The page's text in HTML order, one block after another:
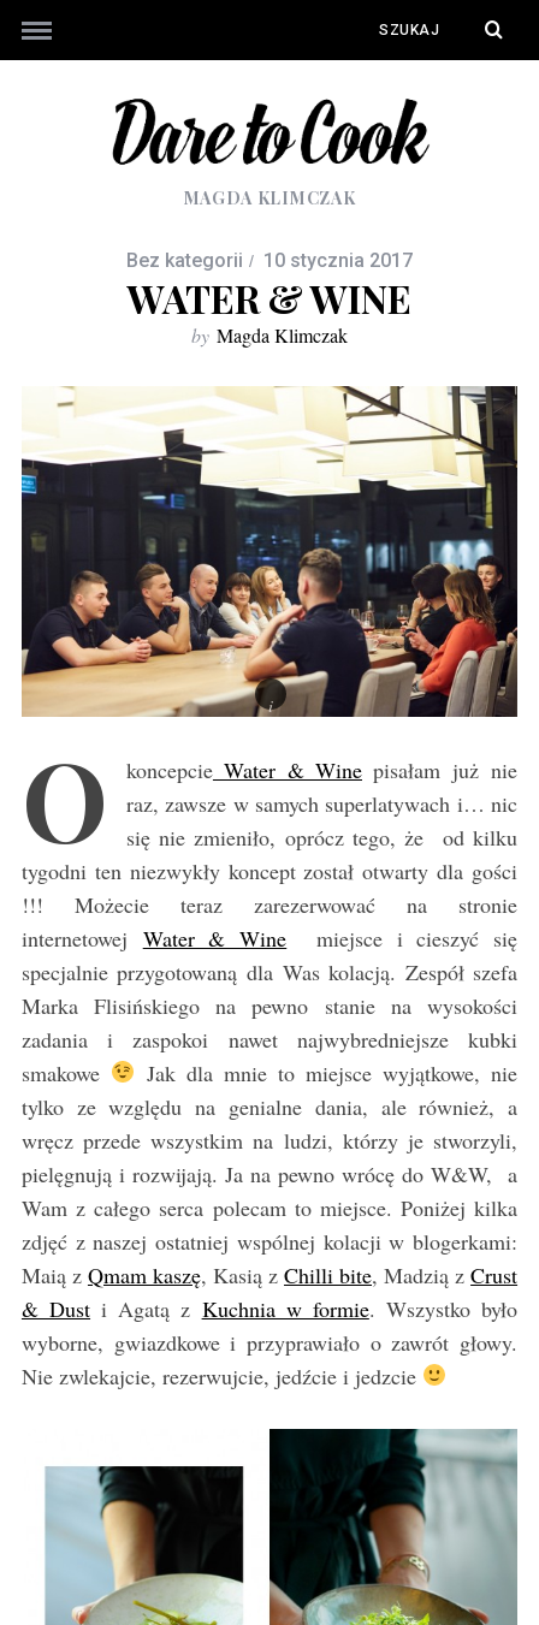
MAGDA KLIMCZAK
Bez kategorii 10 stycznia 2017
WATER & WINE
by Magda Klimczak
O koncepcieWater & Wine pisałam już nie
raz, zawsze w samych superlatywach i… nic
się nie zmieniło, oprócz tego, że od kilku
tygodni ten niezwykły koncept został otwarty dla gości
!!! Możecie teraz zarezerwować na stronie
internetowej Water & Wine miejsce i cieszyć się
specjalnie przygotowaną dla Was kolacją. Zespół szefa
Marka Flisińskiego na pewno stanie na wysokości
zadania i zaspokoi nawet najwybredniejsze kubki
smakowe
Jak dla mnie to miejsce wyjątkowe, nie
tylko ze względu na genialne dania, ale również, a
wręcz przede wszystkim na ludzi, którzy je stworzyli,
pielęgnują i rozwijają. Ja na pewno wrócę do W&W, a
Wam z całego serca polecam to miejsce. Poniżej kilka
zdjęć z naszej ostatniej wspólnej kolacji w blogerkami:
Maią z Qmam kaszę, Kasią zChilli bite, Madzią zCrust
& Dust i Agatą z Kuchnia w formie. Wszystko było
wyborne, gwiazdkowe i przyprawiało o zawrót głowy.
Nie zwlekajcie, rezerwujcie, jedźcie i jedzcie